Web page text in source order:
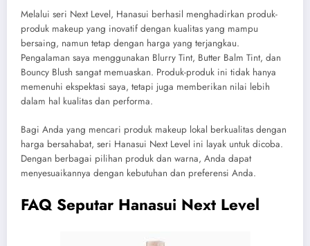
Melalui seri Next Level, Hanasui berhasil menghadirkan produk-
produk makeup yang inovatif dengan kualitas yang mampu
bersaing, namun tetap dengan harga yang terjangkau.
Pengalaman saya menggunakan Blurry Tint, Butter Balm Tint, dan
Bouncy Blush sangat memuaskan. Produk-produk ini tidak hanya
memenuhi ekspektasi saya, tetapi juga memberikan nilai lebih
dalam hal kualitas dan performa.
Bagi Anda yang mencari produk makeup lokal berkualitas dengan
harga bersahabat, seri Hanasui Next Level ini layak untuk dicoba.
Dengan berbagai pilihan produk dan warna, Anda dapat
menyesuaikannya dengan kebutuhan dan preferensi Anda.
FAQ Seputar Hanasui Next Level